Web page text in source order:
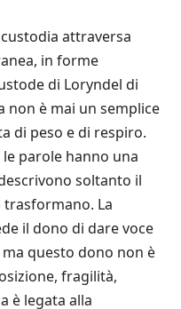
attraversa
in forme
di Loryndel di
non è mai un semplice
di peso e di respiro.
parole hanno una
soltanto il
trasformano. La
il dono di dare voce
questo dono non è
fragilità,
è legata alla